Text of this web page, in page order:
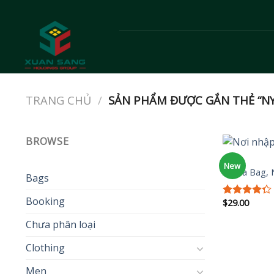
TRANG CHỦ / SẢN PHẨM ĐƯỢC GẮN THẺ
BROWSE
Bags
Booking
Chưa phân loại
Clothing
Men
New
Adelia Bag,
Được xếp
$29.00